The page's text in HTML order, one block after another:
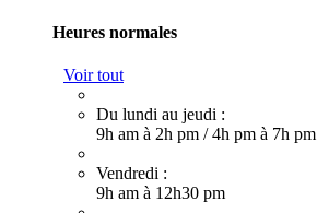
Heures normales
Voir tout
Du lundi au jeudi :
9h am à 2h pm /4h pm à 7h pm
Vendredi :
9h am à 12h30 pm